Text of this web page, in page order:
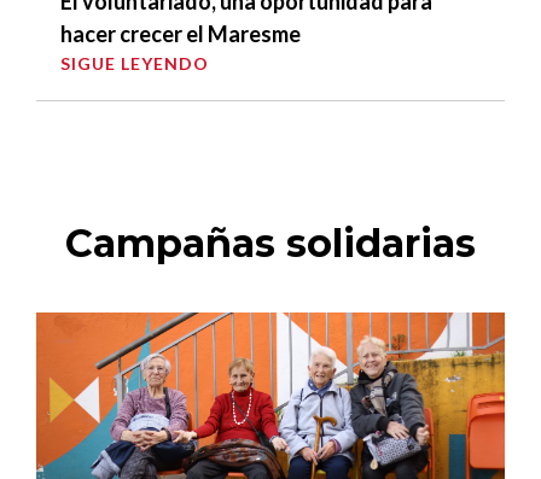
hacer crecer el Maresme
SIGUE LEYENDO
Campañas solidarias